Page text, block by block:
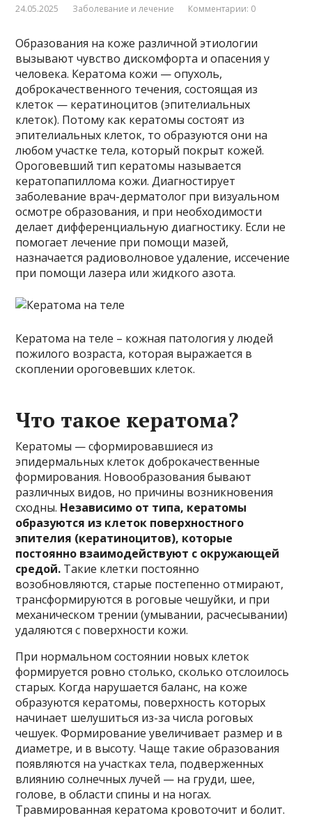
24.05.2025 Заболевание и лечение Комментарии: 0
Образования на коже различной этиологии
вызывают чувство дискомфорта и опасения у
человека. Кератома кожи — опухоль,
доброкачественного течения, состоящая из
клеток — кератиноцитов (эпителиальных
клеток). Потому как кератомы состоят из
эпителиальных клеток, то образуются они на
любом участке тела, который покрыт кожей.
Ороговевший тип кератомы называется
кератопапиллома кожи. Диагностирует
заболевание врач-дерматолог при визуальном
осмотре образования, и при необходимости
делает дифференциальную диагностику. Если не
помогает лечение при помощи мазей,
назначается радиоволновое удаление, иссечение
при помощи лазера или жидкого азота.
Кератома на теле – кожная патология у людей
пожилого возраста, которая выражается в
скоплении ороговевших клеток.
Что такое кератома?
Кератомы — сформировавшиеся из
эпидермальных клеток доброкачественные
формирования. Новообразования бывают
различных видов, но причины возникновения
сходны. Независимо от типа, кератомы
образуются из клеток поверхностного
эпителия (кератиноцитов), которые
постоянно взаимодействуют с окружающей
средой. Такие клетки постоянно
возобновляются, старые постепенно отмирают,
трансформируются в роговые чешуйки, и при
механическом трении (умывании, расчесывании)
удаляются с поверхности кожи.
При нормальном состоянии новых клеток
формируется ровно столько, сколько отслоилось
старых. Когда нарушается баланс, на коже
образуются кератомы, поверхность которых
начинает шелушиться из-за числа роговых
чешуек. Формирование увеличивает размер и в
диаметре, и в высоту. Чаще такие образования
появляются на участках тела, подверженных
влиянию солнечных лучей — на груди, шее,
голове, в области спины и на ногах.
Травмированная кератома кровоточит и болит.